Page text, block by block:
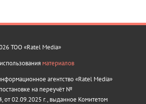
ТОО «Ratel Media»
материалов
агентство «Ratel Media»
на переучёт №
от 02.09.2025 г., выданное Комитетом